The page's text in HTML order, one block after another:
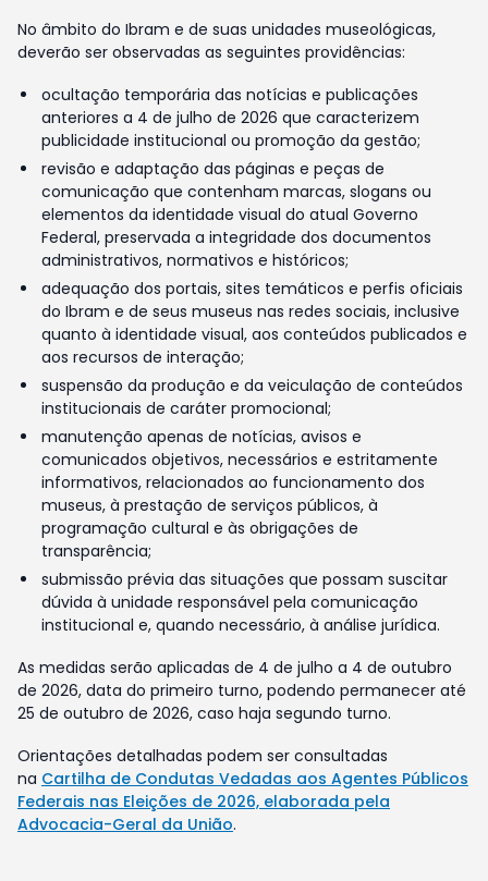
No âmbito do Ibram e de suas unidades museológicas,
deverão ser observadas as seguintes providências:
ocultação temporária das notícias e publicações
anteriores a 4 de julho de 2026 que caracterizem
publicidade institucional ou promoção da gestão;
revisão e adaptação das páginas e peças de
comunicação que contenham marcas, slogans ou
elementos da identidade visual do atual Governo
Federal, preservada a integridade dos documentos
administrativos, normativos e históricos;
adequação dos portais, sites temáticos e perfis oficiais
do Ibram e de seus museus nas redes sociais, inclusive
quanto à identidade visual, aos conteúdos publicados e
aos recursos de interação;
suspensão da produção e da veiculação de conteúdos
institucionais de caráter promocional;
manutenção apenas de notícias, avisos e
comunicados objetivos, necessários e estritamente
informativos, relacionados ao funcionamento dos
museus, à prestação de serviços públicos, à
programação cultural e às obrigações de
transparência;
submissão prévia das situações que possam suscitar
dúvida à unidade responsável pela comunicação
institucional e, quando necessário, à análise jurídica.
As medidas serão aplicadas de 4 de julho a 4 de outubro
de 2026, data do primeiro turno, podendo permanecer até
25 de outubro de 2026, caso haja segundo turno.
Orientações detalhadas podem ser consultadas
na Cartilha de Condutas Vedadas aos Agentes Públicos
Federais nas Eleições de 2026, elaborada pela
Advocacia-Geral da União.